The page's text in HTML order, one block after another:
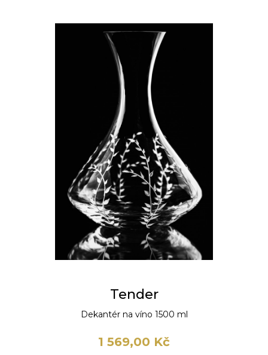
Tender
Dekantér na víno 1500 ml
1 569,00 Kč